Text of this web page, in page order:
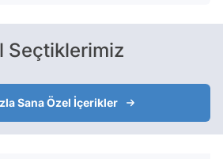
Seçtiklerimiz
Sana Özel İçerikler